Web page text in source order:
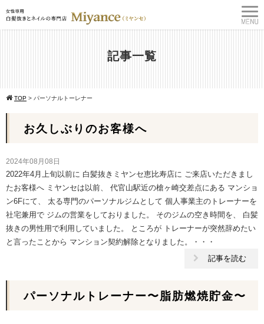
記事一覧
TOP > パーソナルトーレナー
お久しぶりのお客様へ
2024年08月08日
2022年4月上旬以前に 白髪抜きミヤンセ恵比寿店に ご来店いただきまし
たお客様へ ミヤンセは以前、 代官山駅近の槍ヶ崎交差点にある マンショ
ン6Fにて、 太る専門のパーソナルジムとして 個人事業主のトレーナーを
社宅兼用で ジムの営業をしておりました。 そのジムの空き時間を、 白髪
抜きの男性用で利用していました。 ところが トレーナーが突然辞めたい
と言ったことから マンション契約解除となりました。・・・
記事を読む
パーソナルトレーナー〜脂肪燃焼貯金〜